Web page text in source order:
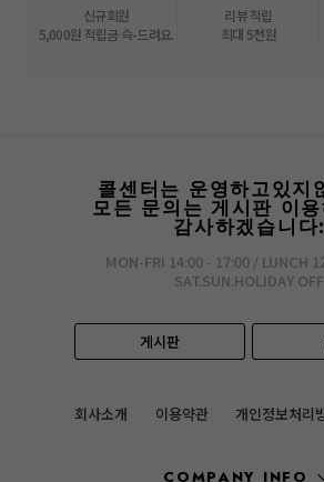
신규회원
5,000원 적립금 슥-드려요.
리뷰 적립
최대 5천원
콜센터는 운영하고있지
모든 문의는 게시판 이
감사하겠습니다
MON-FRI 14:00 - 17:00 / LUNCH
SAT.SUN.HOLIDAY OFF
게시판
회사소개 이용약관 개인정보처리
COMPANY INFO